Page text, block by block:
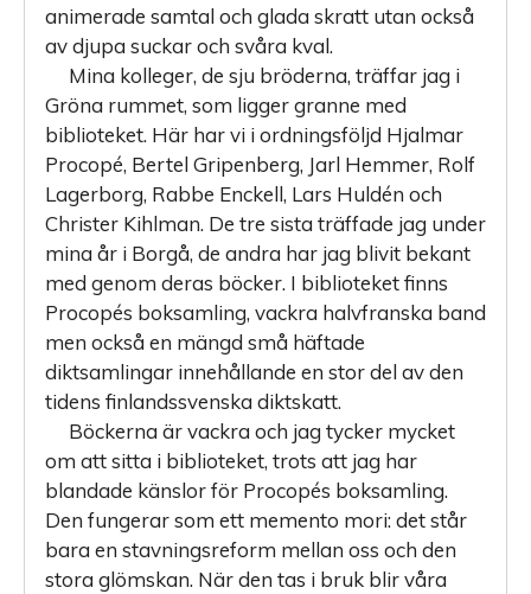
animerade samtal och glada skratt utan också
av djupa suckar och svåra kval.
Mina kolleger, de sju bröderna, träffar jag i
Gröna rummet, som ligger granne med
biblioteket. Här har vi i ordningsföljd Hjalmar
Procopé, Bertel Gripenberg, Jarl Hemmer, Rolf
Lagerborg, Rabbe Enckell, Lars Huldén och
Christer Kihlman. De tre sista träffade jag under
mina år i Borgå, de andra har jag blivit bekant
med genom deras böcker. I biblioteket finns
Procopés boksamling, vackra halvfranska band
men också en mängd små häftade
diktsamlingar innehållande en stor del av den
tidens finlandssvenska diktskatt.
Böckerna är vackra och jag tycker mycket
om att sitta i biblioteket, trots att jag har
blandade känslor för Procopés boksamling.
Den fungerar som ett memento mori: det står
bara en stavningsreform mellan oss och den
stora glömskan. När den tas i bruk blir våra